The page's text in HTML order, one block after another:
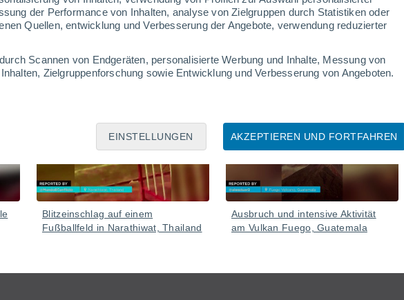
der Performance von Inhalten, analyse von Zielgruppen durch Statistiken oder
Quellen, entwicklung und Verbesserung der Angebote, verwendung reduzierter
Scannen von Endgeräten, personalisierte Werbung und Inhalte, Messung von
Zielgruppenforschung sowie Entwicklung und Verbesserung von Angeboten.
AKZEPTIEREN UND FORTFAHREN
EINSTELLUNGEN
Blitzeinschlag auf einem
Fußballfeld in Narathiwat, Thailand
Ausbruch und intensive Aktivität
am Vulkan Fuego, Guatemala